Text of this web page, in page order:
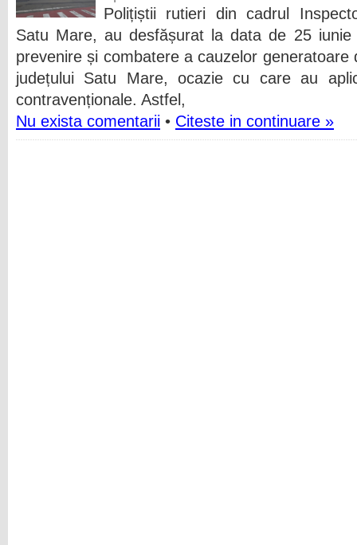
Polițiștii rutieri din cadrul
Satu Mare, au desfășurat la data de 25
prevenire și combatere a cauzelor
județului Satu Mare, ocazie cu care au
contravenționale. Astfel,
Nu exista comentarii • Citeste in continuare »